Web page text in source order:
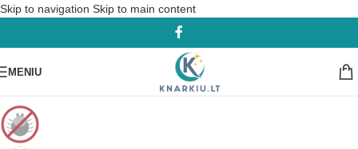
Skip to navigation Skip to main content
MENIU